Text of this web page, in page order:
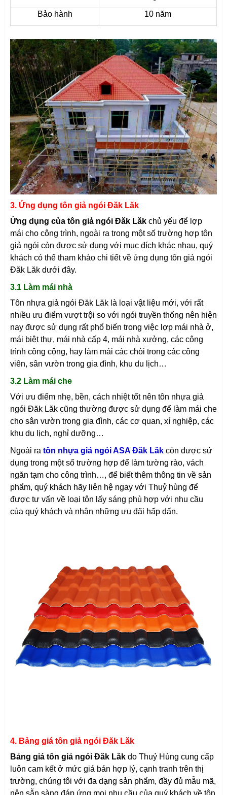
Bảo hành 10 năm
3. Ứng dụng tôn giả ngói Đăk Lăk
Ứng dụng của tôn giả ngói Đăk Lăk chủ yếu để lợp
mái cho công trình, ngoài ra trong một số trường hợp tôn
giả ngói còn được sử dụng với mục đích khác nhau, quý
khách có thể tham khảo chi tiết về ứng dụng tôn giả ngói
Đăk Lăk dưới đây.
3.1 Làm mái nhà
Tôn nhựa giả ngói Đăk Lăk là loại vật liệu mới, với rất
nhiều ưu điểm vượt trội so với ngói truyền thống nên hiện
nay được sử dụng rất phổ biến trong việc lợp mái nhà ở,
mái biệt thự, mái nhà cấp 4, mái nhà xưởng, các công
trình công cộng, hay làm mái các chòi trong các công
viên, sân vườn trong gia đình, khu du lịch…
3.2 Làm mái che
Với ưu điểm nhẹ, bền, cách nhiệt tốt nên tôn nhựa giả
ngói Đăk Lăk cũng thường được sử dụng để làm mái che
cho sân vườn trong gia đình, các cơ quan, xí nghiệp, các
khu du lịch, nghỉ dưỡng…
Ngoài ra tôn nhựa giả ngói ASA Đăk Lăk còn được sử
dụng trong một số trường hợp để làm tường rào, vách
ngăn tạm cho công trình…, để biết thêm thông tin về sản
phẩm, quý khách hãy liên hệ ngay với Thuỷ hùng để
được tư vấn về loại tôn lấy sáng phù hợp với nhu cầu
của quý khách và nhận những ưu đãi hấp dấn.
4. Bảng giá tôn giả ngói Đăk Lăk
Bảng giá tôn giả ngói Đăk Lăk do Thuỷ Hùng cung cấp
luôn cam kết ở mức giá bán hợp lý, cạnh tranh trên thị
trường, chúng tôi với đa dạng sản phẩm, đầy đủ mẫu mã,
nên sẵn sàng đáp ứng mọi nhu cầu của quý khách về tôn